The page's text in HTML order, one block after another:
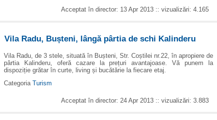
Acceptat în director: 13 Apr 2013 :: vizualizări: 4.165
Vila Radu, Bușteni, lângă pârtia de schi Kalinderu
Vila Radu, de 3 stele, situată în Bușteni, Str. Coștilei nr.22, în apropiere de
pârtia Kalinderu, oferă cazare la prețuri avantajoase. Vă punem la
dispoziție grătar în curte, living și bucătărie la fiecare etaj.
Categoria Turism
Acceptat în director: 24 Apr 2013 :: vizualizări: 3.883